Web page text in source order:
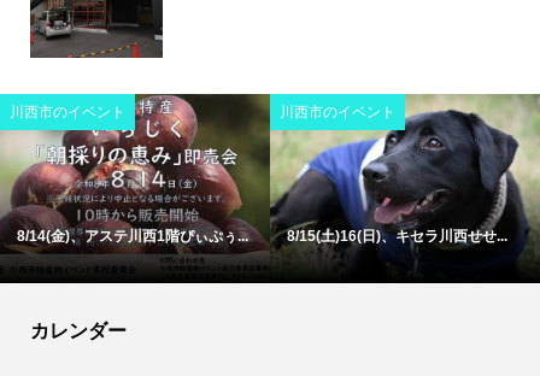
川西市のイベント
8/14(金)、アステ川西1階ぴぃぷぅ...
川西市のイベント
8/15(土)16(日)、キセラ川西せせ...
カレンダー